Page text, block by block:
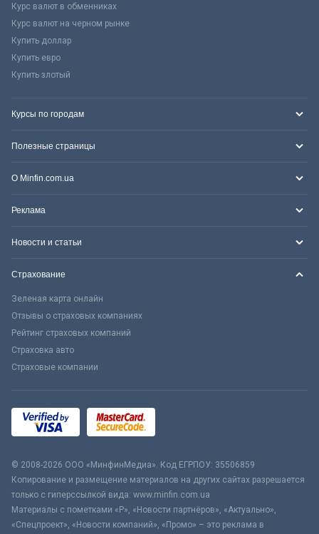
Курс валют в обменниках
Курс валют на черном рынке
Купить доллар
Купить евро
Купить злотый
Курсы по городам
Полезные страницы
О Minfin.com.ua
Реклама
Новости и статьи
Страхование
Зеленая карта онлайн
Отзывы о страховых компаниях
Рейтинг страховых компаний
Страховка авто
Страховые компании
© 2008-2026 ООО «МинфинМедиа». Код ЕГРПОУ: 35506859
Копирование и размещение материалов на других сайтах разрешается
только с гиперссылкой вида: www.minfin.com.ua
Материалы с пометками «Р», «Новости партнёров», «Актуально»,
«Спецпроект», «Новости компаний», «Промо» – это реклама в